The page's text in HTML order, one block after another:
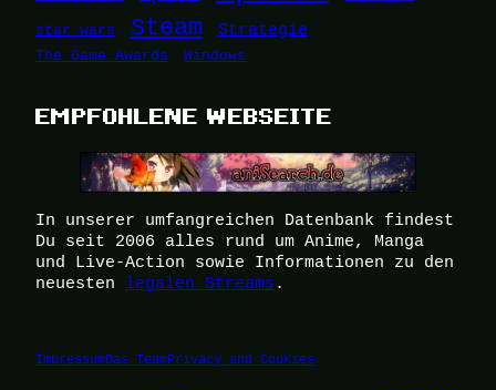
star wars Steam Strategie
The Game Awards Windows
EMPFOHLENE WEBSEITE
In unserer umfangreichen Datenbank findest
Du seit 2006 alles rund um Anime, Manga
und Live-Action sowie Informationen zu den
neuesten legalen Streams .
ImpressumDas TeamPrivacy and Cookies